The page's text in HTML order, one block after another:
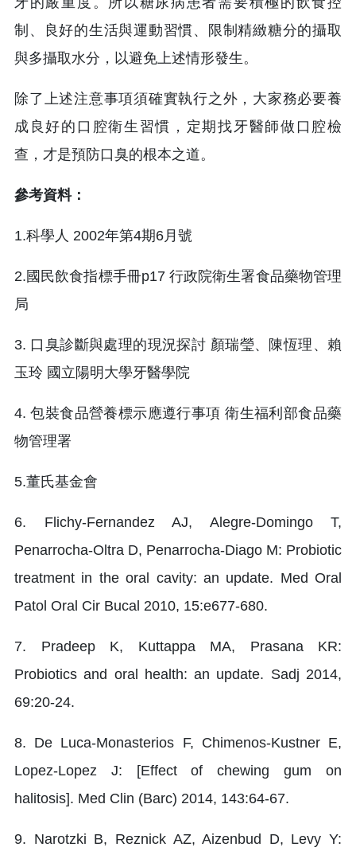
制、良好的生活與運動習慣、限制精緻糖分的攝取
與多攝取水分，以避免上述情形發生。
除了上述注意事項須確實執行之外，大家務必要養
成良好的口腔衛生習慣，定期找牙醫師做口腔檢
查，才是預防口臭的根本之道。
參考資料：
1.科學人 2002年第4期6月號
2.國民飲食指標手冊p17 行政院衛生署食品藥物管理
局
3. 口臭診斷與處理的現況探討 顏瑞瑩、陳恆理、賴
玉玲 國立陽明大學牙醫學院
4. 包裝食品營養標示應遵行事項 衛生福利部食品藥
物管理署
5.董氏基金會
6. Flichy-Fernandez AJ, Alegre-Domingo T,
Penarrocha-Oltra D, Penarrocha-Diago M: Probiotic
treatment in the oral cavity: an update. Med Oral
Patol Oral Cir Bucal 2010, 15:e677-680.
7. Pradeep K, Kuttappa MA, Prasana KR:
Probiotics and oral health: an update. Sadj 2014,
69:20-24.
8. De Luca-Monasterios F, Chimenos-Kustner E,
Lopez-Lopez J: [Effect of chewing gum on
halitosis]. Med Clin (Barc) 2014, 143:64-67.
9. Narotzki B, Reznick AZ, Aizenbud D, Levy Y: